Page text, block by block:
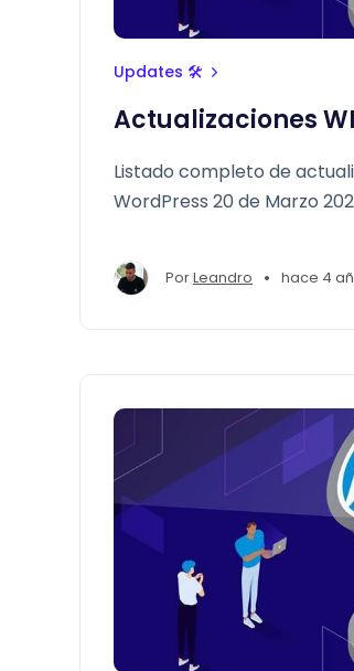
Updates 🛠
Actualizaciones
Listado completo de
WordPress 20 de Marzo
PorLeandro • hace 4